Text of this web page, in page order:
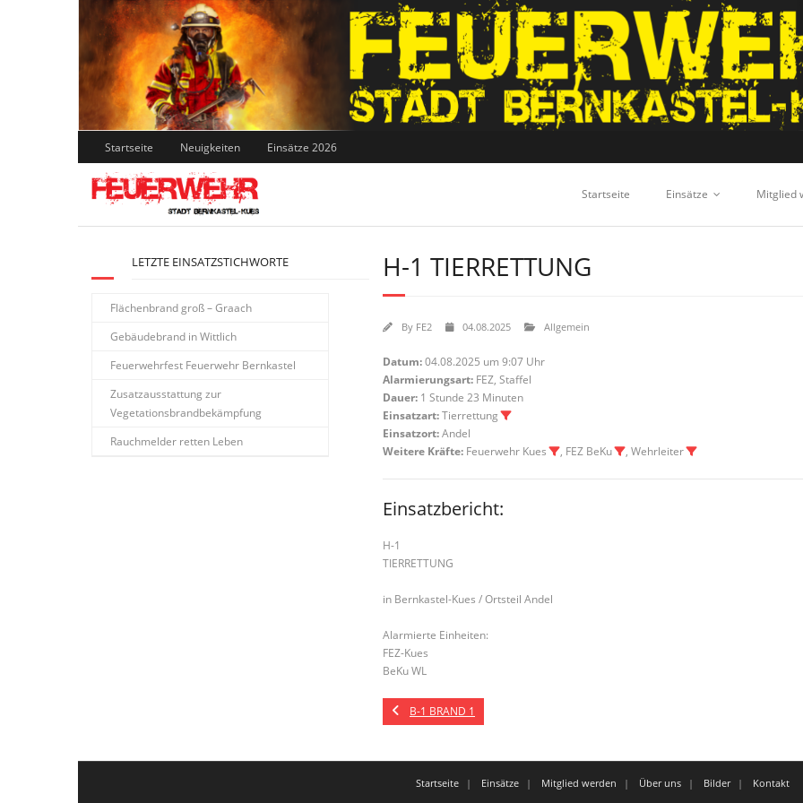
Skip
to
content
Startseite Neuigkeiten Einsätze 2026
Startseite Einsätze Mitglied
H-1 TIERRETTUNG
By FE2 04.08.2025 Allgemein
Datum:04.08.2025 um 9:07 Uhr
Alarmierungsart: FEZ, Staffel
Dauer: 1 Stunde 23 Minuten
Einsatzart:Tierrettung
Einsatzort:Andel
Weitere Kräfte: Feuerwehr Kues , FEZ BeKu , Wehrleiter
Einsatzbericht:
H-1
TIERRETTUNG
in Bernkastel-Kues / Ortsteil Andel
Alarmierte Einheiten:
FEZ-Kues
BeKu WL
B-1 BRAND 1
LETZTE EINSATZSTICHWORTE
Flächenbrand groß – Graach
Gebäudebrand in Wittlich
Feuerwehrfest Feuerwehr Bernkastel
Zusatzausstattung zur
Vegetationsbrandbekämpfung
Rauchmelder retten Leben
Startseite Einsätze Mitglied werden Über uns Bilder
Kontakt